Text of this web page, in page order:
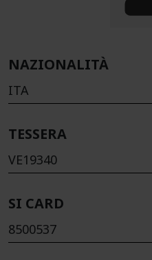
NAZIONALITÀ
ITA
TESSERA
VE19340
SI CARD
8500537